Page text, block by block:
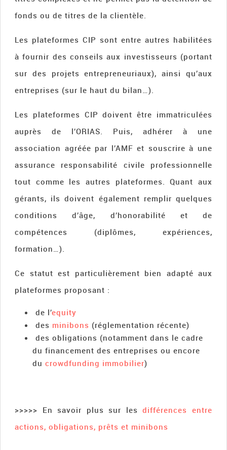
fonds ou de titres de la clientèle.
Les plateformes CIP sont entre autres habilitées
à fournir des conseils aux investisseurs (portant
sur des projets entrepreneuriaux), ainsi qu’aux
entreprises (sur le haut du bilan…).
Les plateformes CIP doivent être immatriculées
auprès de l’ORIAS. Puis, adhérer à une
association agréée par l’AMF et souscrire à une
assurance responsabilité civile professionnelle
tout comme les autres plateformes. Quant aux
gérants, ils doivent également remplir quelques
conditions d’âge, d’honorabilité et de
compétences (diplômes, expériences,
formation…).
Ce statut est particulièrement bien adapté aux
plateformes proposant :
de l’equity
des minibons (réglementation récente)
des obligations (notamment dans le cadre
du financement des entreprises ou encore
ducrowdfunding immobilier)
>>>>> En savoir plus sur lesdifférences entre
actions, obligations, prêts et minibons